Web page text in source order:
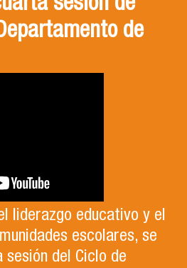
sesión de
de
liderazgo educativo y el
escolares, se
del Ciclo de